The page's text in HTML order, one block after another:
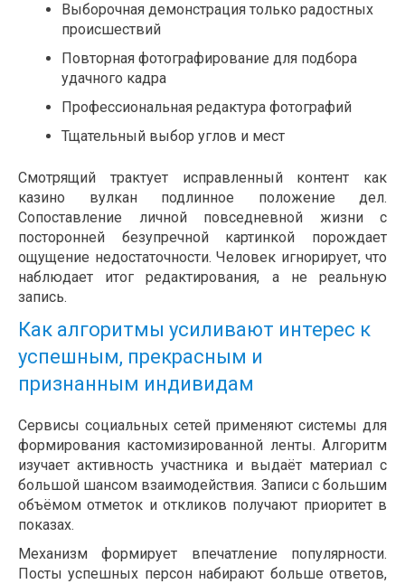
Выборочная демонстрация только радостных
происшествий
Повторная фотографирование для подбора
удачного кадра
Профессиональная редактура фотографий
Тщательный выбор углов и мест
Смотрящий трактует исправленный контент как
казино вулкан подлинное положение дел.
Сопоставление личной повседневной жизни с
посторонней безупречной картинкой порождает
ощущение недостаточности. Человек игнорирует, что
наблюдает итог редактирования, а не реальную
запись.
Как алгоритмы усиливают интерес к
успешным, прекрасным и
признанным индивидам
Сервисы социальных сетей применяют системы для
формирования кастомизированной ленты. Алгоритм
изучает активность участника и выдаёт материал с
большой шансом взаимодействия. Записи с большим
объёмом отметок и откликов получают приоритет в
показах.
Механизм формирует впечатление популярности.
Посты успешных персон набирают больше ответов,